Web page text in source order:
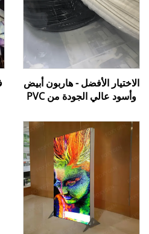
الاختيار الأفضل - هاربون أبيض
وأسود عالي الجودة من PVC
المشدودة